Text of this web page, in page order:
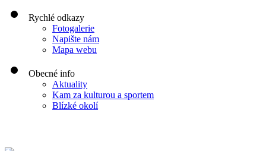
Rychlé odkazy
Fotogalerie
Napište nám
Mapa webu
Obecné info
Aktuality
Kam za kulturou a sportem
Blízké okolí